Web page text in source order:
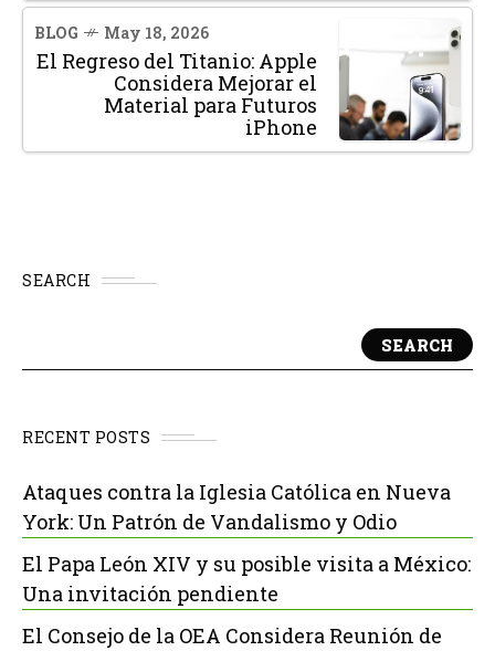
BLOG May 18, 2026
El Regreso del Titanio: Apple
Considera Mejorar el
Material para Futuros
iPhone
SEARCH
SEARCH
RECENT POSTS
Ataques contra la Iglesia Católica en Nueva
York: Un Patrón de Vandalismo y Odio
El Papa León XIV y su posible visita a México:
Una invitación pendiente
El Consejo de la OEA Considera Reunión de